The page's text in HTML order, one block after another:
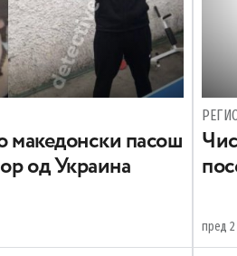
македонски пасош
од Украина
пред